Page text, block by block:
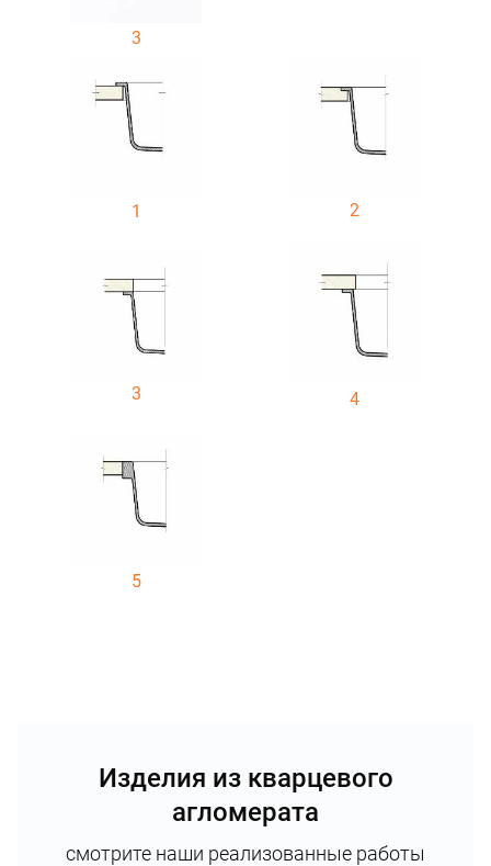
3
1 2
3 4
5
Изделия из кварцевого
агломерата
смотрите наши реализованные работы